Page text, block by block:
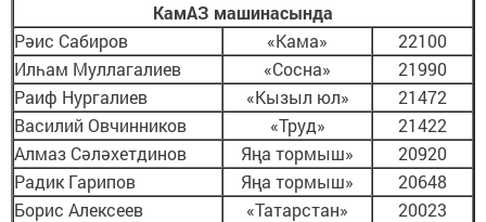
КамАЗ машинасында
Рәис Сабиров
«Кама»
22100
Илһам Муллагалиев
«Сосна»
21990
Раиф Нургалиев
«Кызыл юл»
21472
Василий Овчинников
«Труд»
21422
Алмаз Сәләхетдинов
Яңа тормыш»
20920
Радик Гарипов
Яңа тормыш»
20648
Борис Алексеев
«Татарстан»
20023